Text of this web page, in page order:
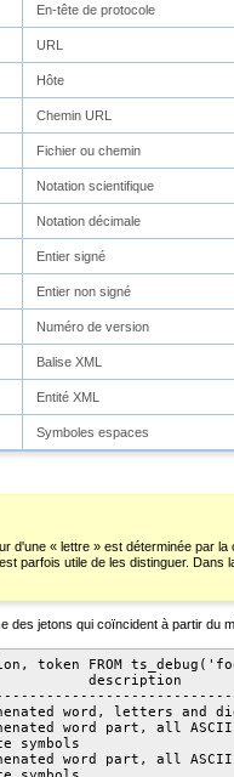
En-tête de protocole
URL
Hôte
Chemin URL
Fichier ou chemin
Notation scientifique
Notation décimale
Entier signé
Entier non signé
Numéro de version
Balise XML
Entité XML
Symboles espaces
d'une « lettre»est déterminée par la
parfois utile de les distinguer.
des jetons qui coïncident à partir
token FROM
description
word, letters
word part, all
symbols
word part, all